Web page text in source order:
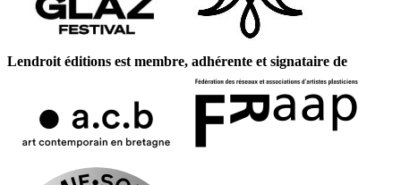
Lendroit éditions est membre, adhérente et signataire de